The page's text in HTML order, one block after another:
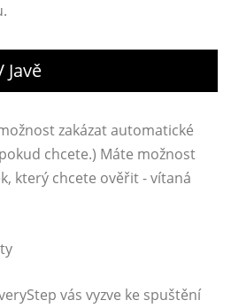
Javě
zakázat automatické
chcete.) Máte možnost
který chcete ověřit - vítaná
vás vyzve ke spuštění